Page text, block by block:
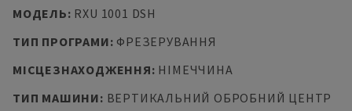
МОДЕЛЬ: RXU 1001 DSH
ТИП ПРОГРАМИ: ФРЕЗЕРУВАННЯ
МІСЦЕЗНАХОДЖЕННЯ: НІМЕЧЧИНА
ТИП МАШИНИ: ВЕРТИКАЛЬНИЙ ОБРОБНИЙ ЦЕНТР